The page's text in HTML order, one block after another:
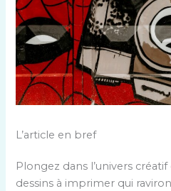
L’article en bref
Plongez dans l’univers
dessins à imprimer qui